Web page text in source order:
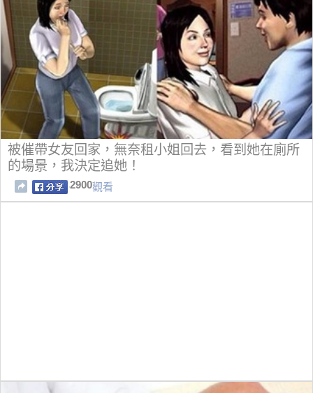
被催帶女友回家，無奈租小姐回去，看到她在廁所
的場景，我決定追她！
2900觀看